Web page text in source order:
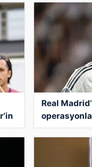
Metnimizi
Kanunu
çerezlerle ilgili bilgi
Real
Vinicius’un